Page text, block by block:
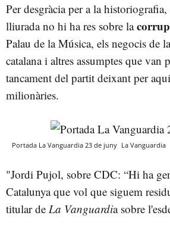
Per desgràcia per a la historiografia,
lliurada no hi ha res sobre la
Palau de la Música, els negocis de
catalana i altres assumptes que van
tancament del partit deixant per
milionàries.
Portada La Vanguardia 23 de juny La Vanguardia
"Jordi Pujol, sobre CDC: “Hi ha
Catalunya que vol que siguem
titular de La Vanguardia sobre